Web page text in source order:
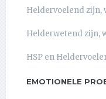
Heldervoelend zijn,
Helderwetend zijn,
HSP en
EMOTIONELE